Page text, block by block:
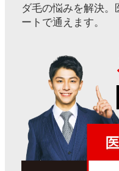
ダ毛の悩みを解決
ートで通えます。